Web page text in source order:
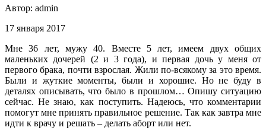
Автор: admin
17 января 2017
Мне 36 лет, мужу 40. Вместе 5 лет, имеем двух общих
маленьких дочерей (2 и 3 года), и первая дочь у меня от
первого брака, почти взрослая. Жили по-всякому за это время.
Были и жуткие моменты, были и хорошие. Но не буду в
деталях описывать, что было в прошлом… Опишу ситуацию
сейчас. Не знаю, как поступить. Надеюсь, что комментарии
помогут мне принять правильное решение. Так как завтра мне
идти к врачу и решать – делать аборт или нет.